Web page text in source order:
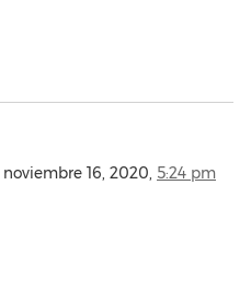
noviembre 16, 2020, 5:24 pm